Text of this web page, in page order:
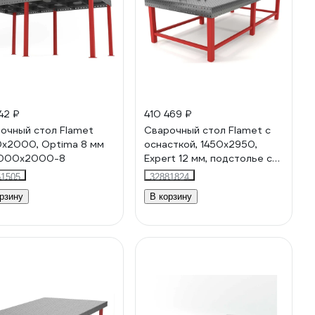
₽
стол Flamet
Optima 8 мм
8
410 469 ₽
Сварочный стол Flamet с
оснасткой, 1450x2950,
Expert 12 мм, подстолье с
перемычками ОPBK-
1450x2950-12
32881824
В корзину